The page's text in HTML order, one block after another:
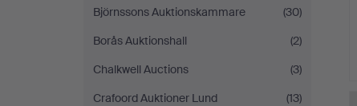
Björnssons Auktionskammare
(30)
Borås Auktionshall
(2)
Chalkwell Auctions
(3)
Crafoord Auktioner Lund
(13)